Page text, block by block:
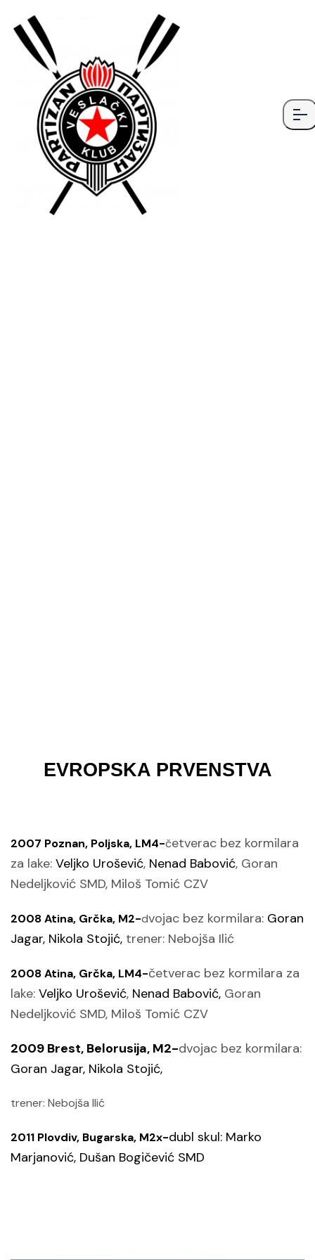
EVROPSKA PRVENSTVA
2007 Poznan, Poljska, LM4-četverac bez kormilara
za lake: Veljko Urošević, Nenad Babović, Goran
Nedeljković SMD, Miloš Tomić CZV
2008 Atina, Grčka, M2-dvojac bez kormilara: Goran
Jagar, Nikola Stojić, trener: Nebojša Ilić
2008 Atina, Grčka, LM4-četverac bez kormilara za
lake: Veljko Urošević, Nenad Babović, Goran
Nedeljković SMD, Miloš Tomić CZV
2009 Brest, Belorusija, M2-dvojac bez kormilara:
Goran Jagar, Nikola Stojić,
trener: Nebojša Ilić
2011 Plovdiv, Bugarska, M2x-dubl skul: Marko
Marjanović, Dušan Bogičević SMD